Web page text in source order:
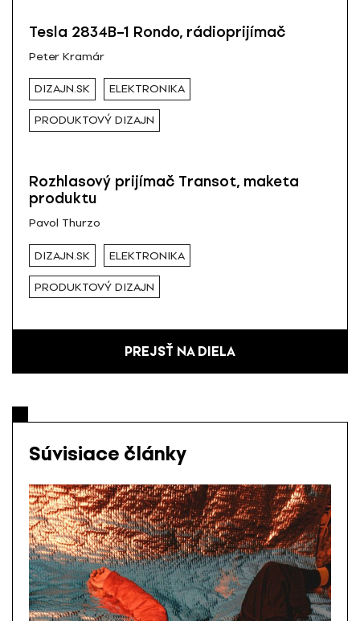
Tesla 2834B–1 Rondo, rádioprijímač
Peter Kramár
DIZAJN.SK ELEKTRONIKA
PRODUKTOVÝ DIZAJN
Rozhlasový prijímač Transot, maketa
produktu
Pavol Thurzo
DIZAJN.SK ELEKTRONIKA
PRODUKTOVÝ DIZAJN
PREJSŤ NA DIELA
Súvisiace články